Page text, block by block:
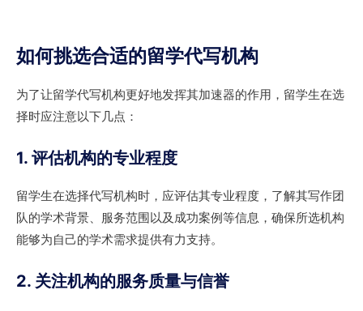
如何挑选合适的留学代写机构
为了让留学代写机构更好地发挥其加速器的作用，留学生在选
择时应注意以下几点：
1. 评估机构的专业程度
留学生在选择代写机构时，应评估其专业程度，了解其写作团
队的学术背景、服务范围以及成功案例等信息，确保所选机构
能够为自己的学术需求提供有力支持。
2. 关注机构的服务质量与信誉